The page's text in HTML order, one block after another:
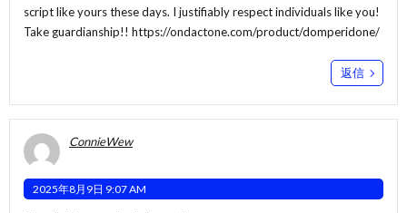
script like yours these days. I justifiably respect individuals like you!
Take guardianship!! https://ondactone.com/product/domperidone/
返信
ConnieWew
2025年8月9日 9:07 AM